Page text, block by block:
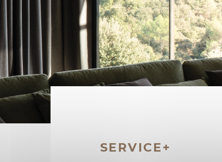
SERVICE+